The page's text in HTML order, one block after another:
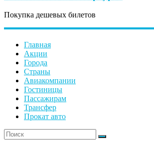
Покупка дешевых билетов
Главная
Акции
Города
Страны
Авиакомпании
Гостиницы
Пассажирам
Трансфер
Прокат авто